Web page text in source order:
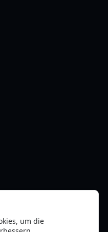
um die